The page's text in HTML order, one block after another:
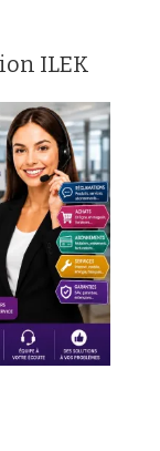
ILEK